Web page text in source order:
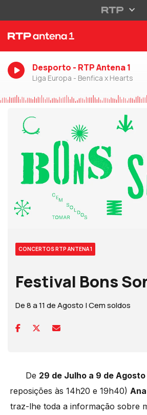
Desporto - RTP Antena 1
Liga Europa - Benfica x Hearts
CONCERTOS RTP ANTENA 1
Festival Bons
De 8 a 11 de Agosto | Cem soldos
De 29 de Julho a 9 de Agosto
reposições às 14h20 e 19h40)
traz-lhe toda a informação sobre